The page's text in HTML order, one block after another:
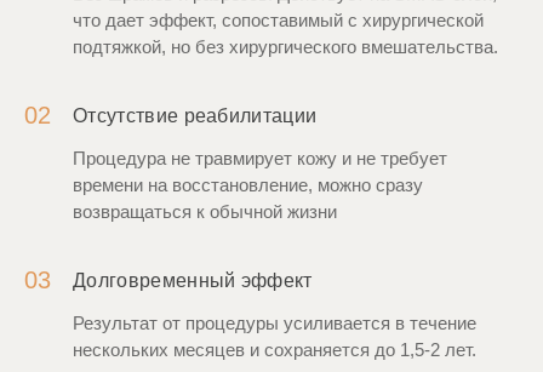
что дает эффект, сопоставимый с хирургической
подтяжкой, но без хирургического вмешательства.
02 Отсутствие реабилитации
Процедура не травмирует кожу и не требует
времени на восстановление, можно сразу
возвращаться к обычной жизни
03 Долговременный эффект
Результат от процедуры усиливается в течение
нескольких месяцев и сохраняется до 1,5-2 лет.